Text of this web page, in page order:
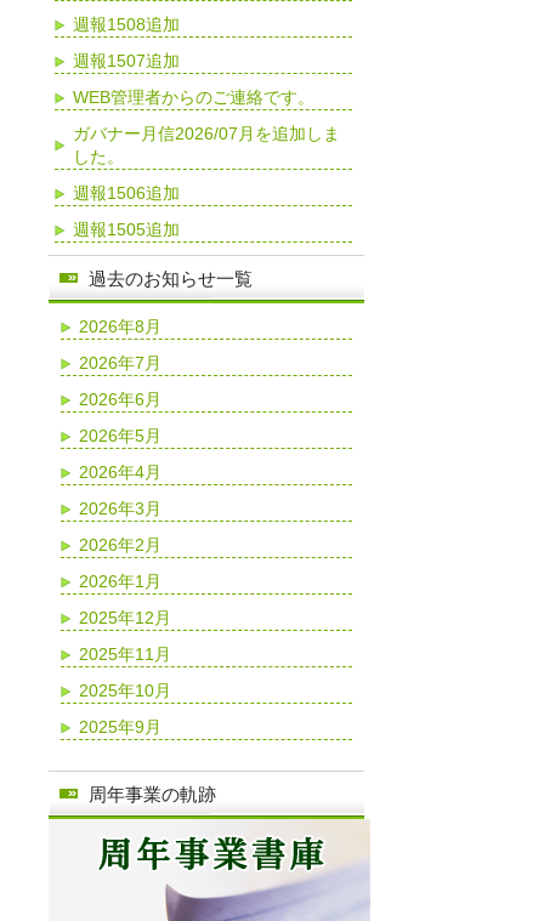
週報1508追加
週報1507追加
WEB管理者からのご連絡です。
ガバナー月信2026/07月を追加しま
した。
週報1506追加
週報1505追加
過去のお知らせ一覧
2026年8月
2026年7月
2026年6月
2026年5月
2026年4月
2026年3月
2026年2月
2026年1月
2025年12月
2025年11月
2025年10月
2025年9月
周年事業の軌跡